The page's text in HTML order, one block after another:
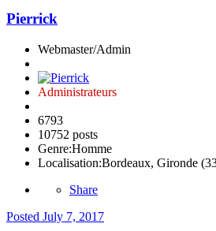
Pierrick
Webmaster/Admin
Administrateurs
6793
10752 posts
Genre:Homme
Localisation:Bordeaux, Gironde
Share
Posted July 7, 2017